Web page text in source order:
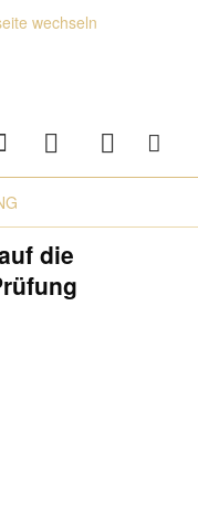
die